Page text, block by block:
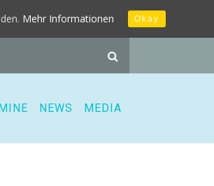
NEWS MEDIA
Mehr Informationen Okay